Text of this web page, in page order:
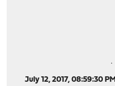
July 12, 2017, 08:59:30 PM